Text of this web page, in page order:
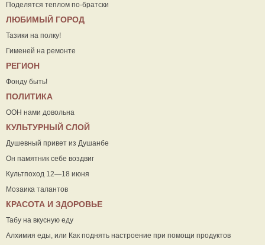
Поделятся теплом по-братски
ЛЮБИМЫЙ ГОРОД
Тазики на полку!
Гименей на ремонте
РЕГИОН
Фонду быть!
ПОЛИТИКА
ООН нами довольна
КУЛЬТУРНЫЙ СЛОЙ
Душевный привет из Душанбе
Он памятник себе воздвиг
Культпоход 12—18 июня
Мозаика талантов
КРАСОТА И ЗДОРОВЬЕ
Табу на вкусную еду
Алхимия еды, или Как поднять настроение при помощи продуктов